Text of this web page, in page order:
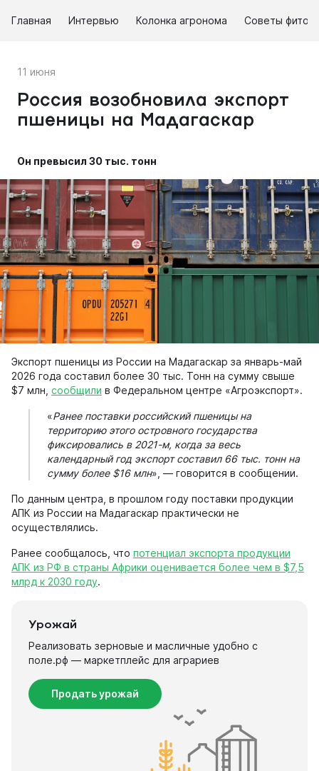
Главная Интервью Колонка агронома Советы
11 июня
Россия возобновила экспорт
пшеницы на Мадагаскар
Он превысил 30 тыс. тонн
Экспорт пшеницы из России на Мадагаскар за январь-май
2026 года составил более 30 тыс. Тонн на сумму свыше
$7 млн, сообщили в Федеральном центре «Агроэкспорт».
«Ранее поставки российский пшеницы на
территорию этого островного государства
фиксировались в 2021-м, когда за весь
календарный год экспорт составил 66 тыс. тонн на
сумму более $16 млн», — говорится в сообщении.
По данным центра, в прошлом году поставки продукции
АПК из России на Мадагаскар практически не
осуществлялись.
Ранее сообщалось, что потенциал экспорта продукции
АПК из РФ в страны Африки оценивается более чем в $7,5
млрд к 2030 году.
Урожай
Реализовать зерновые и масличные удобно с
поле.рф — маркетплейс для аграриев
Продать урожай